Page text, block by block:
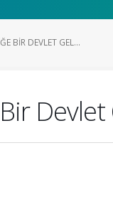
BIR DEVLET GEL...